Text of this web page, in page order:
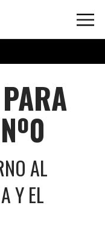
Y EL